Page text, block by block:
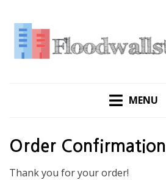
content
MENU
Order Confirmation
Thank you for your order!